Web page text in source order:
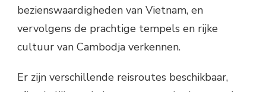
bezienswaardigheden van Vietnam, en
vervolgens de prachtige tempels en rijke
cultuur van Cambodja verkennen.
Er zijn verschillende reisroutes beschikbaar,